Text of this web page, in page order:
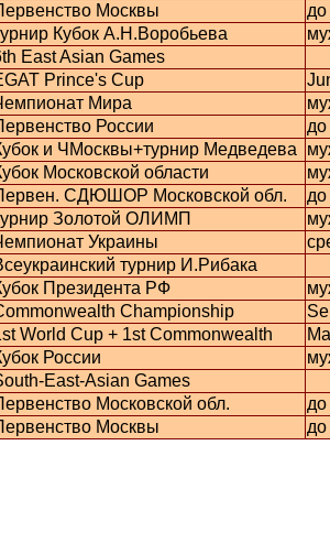
Москвы
Кубок А.Н.Воробьева
East Asian Games
Prince's Cup
Мира
России
и ЧМосквы+турнир Медведева
Московской области
СДЮШОР Московской обл.
Золотой ОЛИМП
Украины
турнир И.Рибака
Президента РФ
Championship
World Cup + 1st Commonwealth
России
East-Asian Games
Московской обл.
Москвы